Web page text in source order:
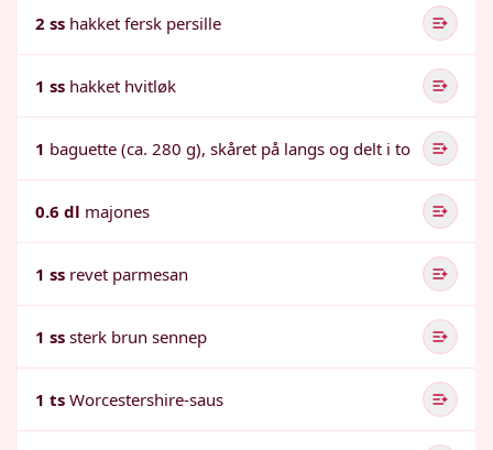
2 ss hakket fersk persille
1 ss hakket hvitløk
1 baguette (ca. 280 g), skåret på langs og delt i to
0.6 dl majones
1 ss revet parmesan
1 ss sterk brun sennep
1 ts Worcestershire-saus